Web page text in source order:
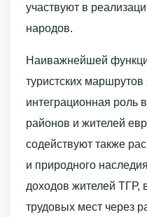
участвуют в
народов.
Наиважнейшей
туристских маршрутов
интеграционная роль
районов и жителей
содействуют также
и природного
доходов жителей ТГР,
трудовых мест через